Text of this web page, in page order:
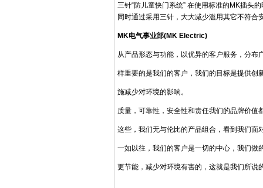
三针“防儿童快门系统” 在使用标准的MK插头
同时通过采用三针，大大减少滥用其它不符合
MK电气事业部(MK Electric)
从产品形态与功能，以优异的客户服务，分
样重要的是我们的客户，我们的目标是提供创
施减少对环境的影响。
质量，可靠性，安全性和责任我们的品牌价值
这些，我们无与伦比的产品组合，看到我们面
一如以往，我们的客户是一切的中心，我们做
更节能，减少对环境有害的，这就是我们所说